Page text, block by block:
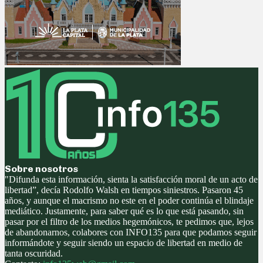
Sobre nosotros
"Difunda esta información, sienta la satisfacción moral de un acto de
libertad”, decía Rodolfo Walsh en tiempos siniestros. Pasaron 45
años, y aunque el macrismo no este en el poder continúa el blindaje
mediático. Justamente, para saber qué es lo que está pasando, sin
pasar por el filtro de los medios hegemónicos, te pedimos que, lejos
de abandonarnos, colabores con INFO135 para que podamos seguir
informándote y seguir siendo un espacio de libertad en medio de
tanta oscuridad.